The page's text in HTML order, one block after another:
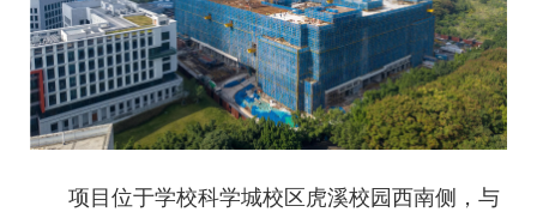
项目位于学校科学城校区虎溪校园西南侧，与